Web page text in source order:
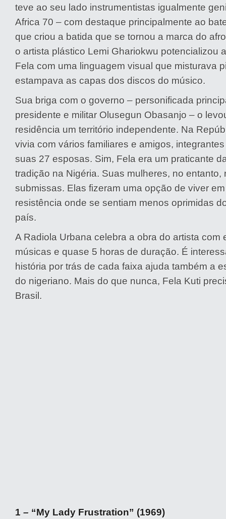
teve ao seu lado instrumentistas igualmente
Africa 70 – com destaque principalmente ao
que criou a batida que se tornou a marca do
o artista plástico Lemi Ghariokwu potencializou
Fela com uma linguagem visual que misturava
estampava as capas dos discos do músico.
Sua briga com o governo – personificada
presidente e militar Olusegun Obasanjo – o
residência um território independente. Na
vivia com vários familiares e amigos,
suas 27 esposas. Sim, Fela era um praticante
tradição na Nigéria. Suas mulheres, no entanto,
submissas. Elas fizeram uma opção de viver
resistência onde se sentiam menos oprimidas
país.
A Radiola Urbana celebra a obra do artista com
músicas e quase 5 horas de duração. É
história por trás de cada faixa ajuda também a
do nigeriano. Mais do que nunca, Fela Kuti
Brasil.
1 – “My Lady Frustration” (1969)